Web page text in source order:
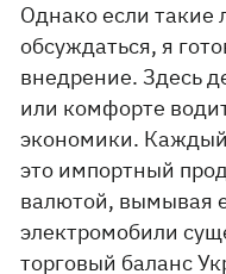
Однако если такие
обсуждаться, я
внедрение. Здесь
или комфорте
экономики.
это импортный
валютой, вымывая
электромобили
торговый баланс